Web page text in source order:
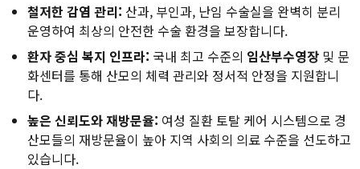
철저한 감염 관리: 산과, 부인과, 난임 수술실을 완벽히 분리
운영하여 최상의 안전한 수술 환경을 보장합니다.
환자 중심 복지 인프라: 국내 최고 수준의 임산부수영장 및 문
화센터를 통해 산모의 체력 관리와 정서적 안정을 지원합니
다.
높은 신뢰도와 재방문율: 여성 질환 토탈 케어 시스템으로 경
산모들의 재방문율이 높아 지역 사회의 의료 수준을 선도하고
있습니다.